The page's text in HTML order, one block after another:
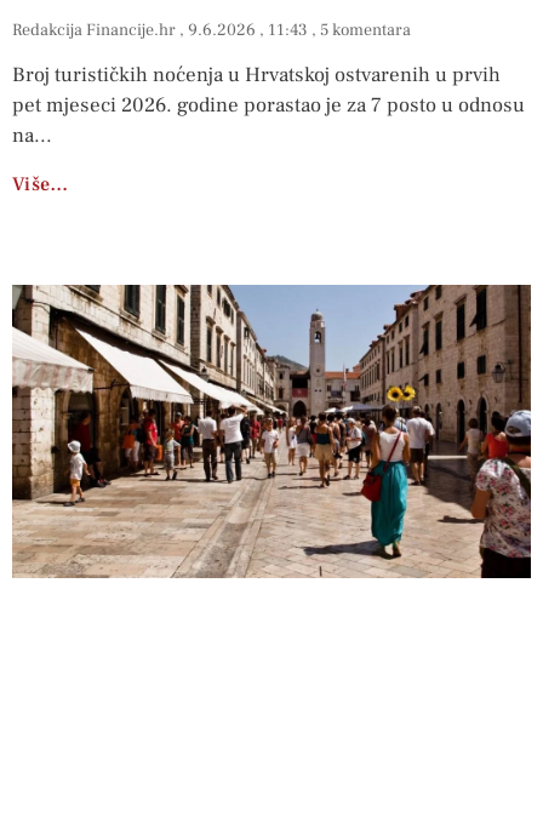
Redakcija Financije.hr 9.6.2026 11:43 5 komentara
Broj turističkih noćenja u Hrvatskoj ostvarenih u prvih
pet mjeseci 2026. godine porastao je za 7 posto u odnosu
na
Više…